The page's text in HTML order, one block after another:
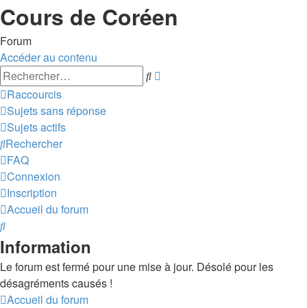
Cours de Coréen
Forum
Accéder au contenu
Rechercher
Raccourcis
Sujets sans réponse
Sujets actifs
Rechercher
FAQ
Connexion
Inscription
Accueil du forum
Rechercher
Information
Le forum est fermé pour une mise à jour. Désolé pour les
désagréments causés !
Accueil du forum